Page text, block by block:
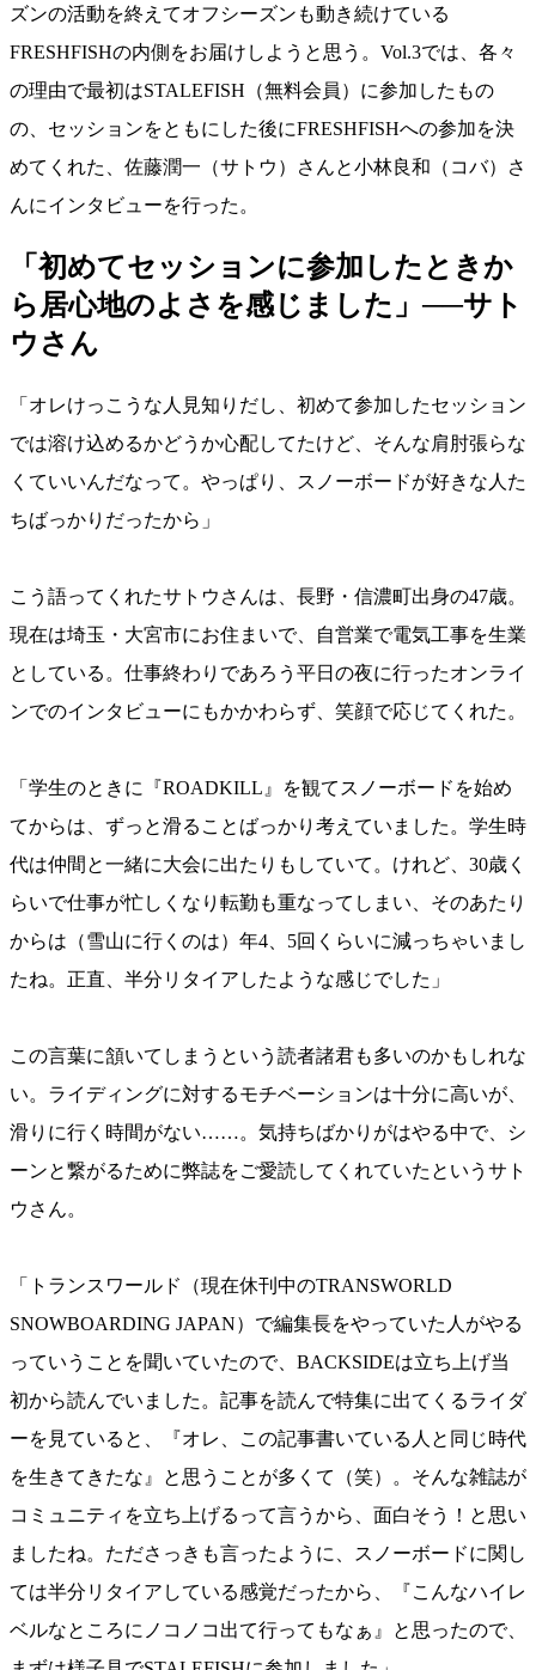
ズンの活動を終えてオフシーズンも動き続けている
FRESHFISHの内側をお届けしようと思う。Vol.3では、各々
の理由で最初はSTALEFISH（無料会員）に参加したもの
の、セッションをともにした後にFRESHFISHへの参加を決
めてくれた、佐藤潤一（サトウ）さんと小林良和（コバ）さ
んにインタビューを行った。
「初めてセッションに参加したときか
ら居心地のよさを感じました」──サト
ウさん
「オレけっこうな人見知りだし、初めて参加したセッション
では溶け込めるかどうか心配してたけど、そんな肩肘張らな
くていいんだなって。やっぱり、スノーボードが好きな人た
ちばっかりだったから」
こう語ってくれたサトウさんは、長野・信濃町出身の47歳。
現在は埼玉・大宮市にお住まいで、自営業で電気工事を生業
としている。仕事終わりであろう平日の夜に行ったオンライ
ンでのインタビューにもかかわらず、笑顔で応じてくれた。
「学生のときに『ROADKILL』を観てスノーボードを始め
てからは、ずっと滑ることばっかり考えていました。学生時
代は仲間と一緒に大会に出たりもしていて。けれど、30歳く
らいで仕事が忙しくなり転勤も重なってしまい、そのあたり
からは（雪山に行くのは）年4、5回くらいに減っちゃいまし
たね。正直、半分リタイアしたような感じでした」
この言葉に頷いてしまうという読者諸君も多いのかもしれな
い。ライディングに対するモチベーションは十分に高いが、
滑りに行く時間がない……。気持ちばかりがはやる中で、シ
ーンと繋がるために弊誌をご愛読してくれていたというサト
ウさん。
「トランスワールド（現在休刊中のTRANSWORLD
SNOWBOARDING JAPAN）で編集長をやっていた人がやる
っていうことを聞いていたので、BACKSIDEは立ち上げ当
初から読んでいました。記事を読んで特集に出てくるライダ
ーを見ていると、『オレ、この記事書いている人と同じ時代
を生きてきたな』と思うことが多くて（笑）。そんな雑誌が
コミュニティを立ち上げるって言うから、面白そう！と思い
ましたね。たださっきも言ったように、スノーボードに関し
ては半分リタイアしている感覚だったから、『こんなハイレ
ベルなところにノコノコ出て行ってもなぁ』と思ったので、